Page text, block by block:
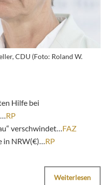
CDU (Foto: Roland W.
Hilfe bei
RP
verschwindet…FAZ
in NRW(€)…RP
Weiterlesen